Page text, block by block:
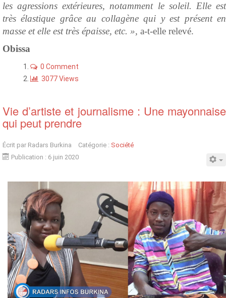
les agressions extérieures, notamment le soleil. Elle est
très élastique grâce au collagène qui y est présent en
masse et elle est très épaisse, etc. », a-t-elle relevé.
Obissa
0 Comment
3077 Views
Vie d’artiste et journalisme : Une mayonnaise
qui peut prendre
Écrit par Radars Burkina Catégorie : Société
Publication : 6 juin 2020